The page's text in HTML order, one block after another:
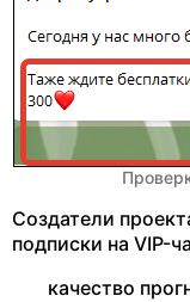
Создатели
подписки на VIP-
качество